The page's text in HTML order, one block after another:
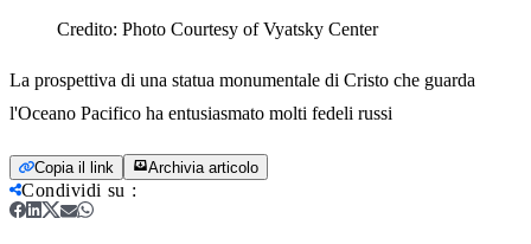
Credito: Photo Courtesy of Vyatsky Center
La prospettiva di una statua monumentale di Cristo che guarda
l'Oceano Pacifico ha entusiasmato molti fedeli russi
Copia il link Archivia articolo
Condividi su :